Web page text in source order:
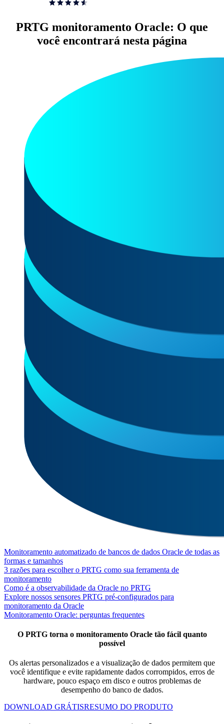
PRTG monitoramento Oracle: O que
você encontrará nesta página
Monitoramento automatizado de bancos de dados Oracle de todas as
formas e tamanhos
3 razões para escolher o PRTG como sua ferramenta de
monitoramento
Como é a observabilidade da Oracle no PRTG
Explore nossos sensores PRTG pré-configurados para
monitoramento da Oracle
Monitoramento Oracle: perguntas frequentes
O PRTG torna o monitoramento Oracle tão fácil quanto
possível
Os alertas personalizados e a visualização de dados permitem que
você identifique e evite rapidamente dados corrompidos, erros de
hardware, pouco espaço em disco e outros problemas de
desempenho do banco de dados.
DOWNLOAD GRÁTISRESUMO DO PRODUTO